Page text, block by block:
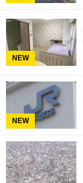
NEW
NEW